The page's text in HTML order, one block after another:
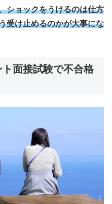
ショックをうけるのは仕方
受け止めるのかが大事にな
面接試験で不合格